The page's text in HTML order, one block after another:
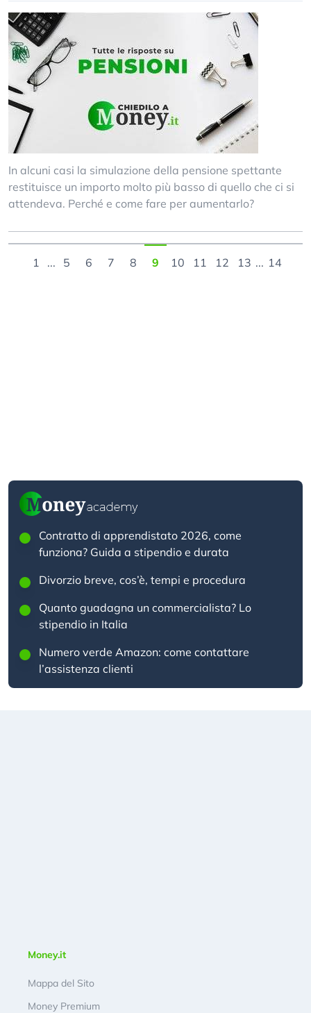
In alcuni casi la simulazione della pensione spettante
restituisce un importo molto più basso di quello che ci si
attendeva. Perché e come fare per aumentarlo?
1 ... 5 6 7 8 9 10 11 12 13 ... 14
Contratto di apprendistato 2026, come
funziona? Guida a stipendio e durata
Divorzio breve, cos’è, tempi e procedura
Quanto guadagna un commercialista? Lo
stipendio in Italia
Numero verde Amazon: come contattare
l’assistenza clienti
Money.it
Mappa del Sito
Money Premium